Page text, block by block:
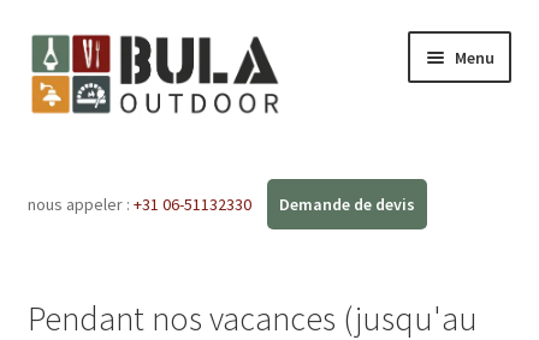
Menu
Boutique en ligne
nous appeler : +31 06-51132330
Pendant nos vacances (jusqu'au